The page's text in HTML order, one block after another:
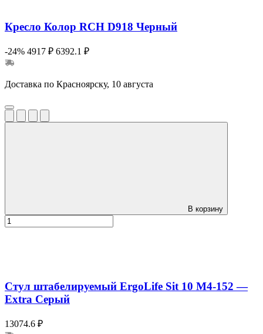
Кресло Колор RCH D918 Черный
-24% 4917 ₽ 6392.1 ₽
Доставка по Красноярску, 10 августа
В корзину
Стул штабелируемый ErgoLife Sit 10 M4-152 —
Extra Серый
13074.6 ₽